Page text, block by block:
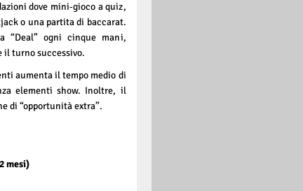
dove mini‑gioco a quiz,
o una partita di baccarat.
“Deal” ogni cinque mani,
il turno successivo.
aumenta il tempo medio di
elementi show. Inoltre, il
di “opportunità extra”.
mesi)